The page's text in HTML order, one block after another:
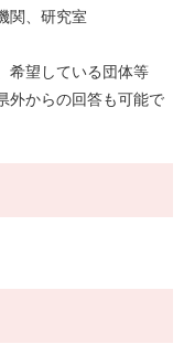
関、研究室
希望している団体等
外からの回答も可能で